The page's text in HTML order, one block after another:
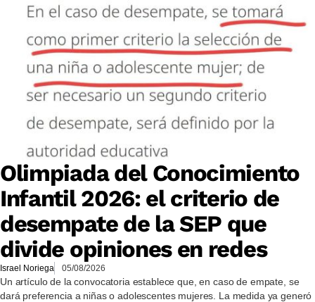
Olimpiada del Conocimiento
Infantil 2026: el criterio de
desempate de la SEP que
divide opiniones en redes
Israel Noriega 05/08/2026
Un artículo de la convocatoria establece que, en caso de empate, se
dará preferencia a niñas o adolescentes mujeres. La medida ya generó